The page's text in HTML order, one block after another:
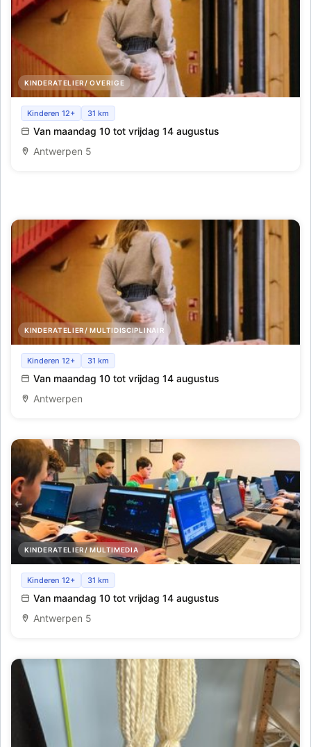
KINDERATELIER/ OVERIGE
Fashion Restyling Lab_Antwerpen_Week7
Kinderen 12+ 31 km
Van maandag 10 tot vrijdag 14 augustus
Antwerpen 5
KINDERATELIER/ MULTIDISCIPLINAIR
'Modekamp: Maak een nieuw ontwerp met pre-loved
kleding_Pulcinella_Week 7
Kinderen 12+ 31 km
Van maandag 10 tot vrijdag 14 augustus
Antwerpen
KINDERATELIER/ MULTIMEDIA
Studio Scratch_Antwerpen_Zomer 7
Kinderen 12+ 31 km
Van maandag 10 tot vrijdag 14 augustus
Antwerpen 5